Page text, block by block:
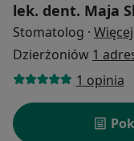
lek. dent. Maja
Stomatolog · Więcej
Dzierżoniów 1
1 opinia